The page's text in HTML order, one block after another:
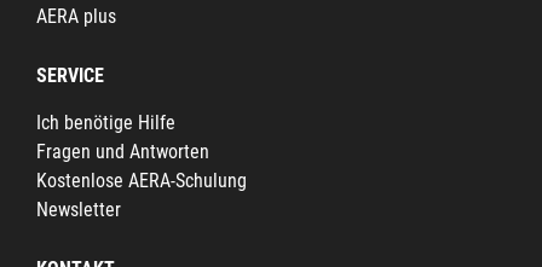
AERA plus
SERVICE
Ich benötige Hilfe
Fragen und Antworten
Kostenlose AERA-Schulung
Newsletter